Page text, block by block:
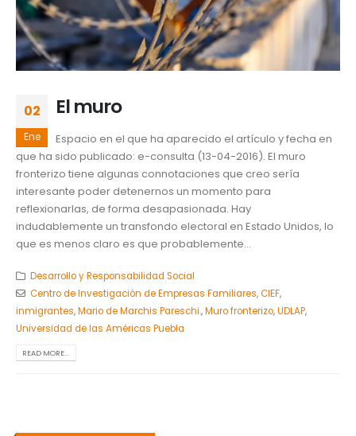
02
Ene
El muro
Espacio en el que ha aparecido el artículo y fecha en
que ha sido publicado: e-consulta (13-04-2016). El muro
fronterizo tiene algunas connotaciones que creo sería
interesante poder detenernos un momento para
reflexionarlas, de forma desapasionada. Hay
indudablemente un transfondo electoral en Estado Unidos, lo
que es menos claro es que probablemente...
Desarrollo y Responsabilidad Social
Centro de Investigación de Empresas Familiares,CIEF,
inmigrantes,Mario de Marchis Pareschi.,Muro fronterizo,UDLAP,
Universidad de las Américas Puebla
READ MORE...